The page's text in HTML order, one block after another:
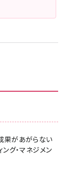
果があがらない
グ・マネジメン